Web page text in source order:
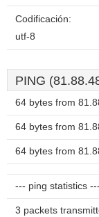
Codificación:
utf-8
PING
64 bytes from
64 bytes from
64 bytes from
--- ping statistics ---
3 packets